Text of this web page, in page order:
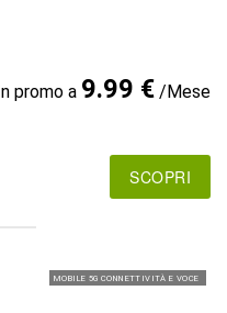
In promo a 9.99 €/Mese
SCOPRI
MOBILE 5G CONNETTIVITÀ E VOCE